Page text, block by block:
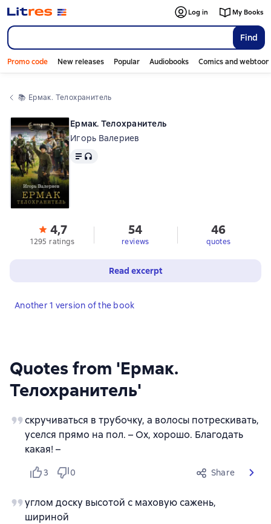
Find
Log in My Books
Promo code New releases Popular Audiobooks Comics and
📚 Ермак. Телохранитель
Quotes from 'Ермак.
Телохранитель'
скручиваться в трубочку, а волосы потрескивать,
уселся прямо на пол. – Ох, хорошо. Благодать
какая! –
3 0 Share
углом доску высотой с маховую сажень,
шириной
Ермак. Телохранитель
Игорь Валериев
Text, audio format available
4,7
1295 ratings
54
reviews
46
quotes
Read excerpt
Another 1 version of the book